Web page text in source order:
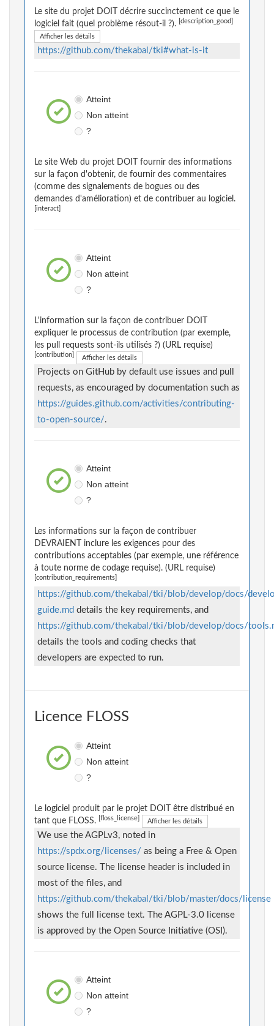
Le site du projet DOIT décrire succinctement ce que le
logiciel fait (quel problème résout-il ?).
[description_good]
Afficher les détails
https://github.com/thekabal/tki#what-is-it
Atteint
Non atteint
?
Le site Web du projet DOIT fournir des informations
sur la façon d'obtenir, de fournir des commentaires
(comme des signalements de bogues ou des
demandes d'amélioration) et de contribuer au logiciel.
[interact]
Atteint
Non atteint
?
L'information sur la façon de contribuer DOIT
expliquer le processus de contribution (par exemple,
les pull requests sont-ils utilisés ?) (URL requise)
[contribution] Afficher les détails
Projects on GitHub by default use issues and pull
requests, as encouraged by documentation such as
https://guides.github.com/activities/contributing-
to-open-source/.
Atteint
Non atteint
?
Les informations sur la façon de contribuer
DEVRAIENT inclure les exigences pour des
contributions acceptables (par exemple, une référence
à toute norme de codage requise). (URL requise)
[contribution_requirements]
https://github.com/thekabal/tki/blob/develop/docs/
guide.md details the key requirements, and
https://github.com/thekabal/tki/blob/develop/docs/
details the tools and coding checks that
developers are expected to run.
Licence FLOSS
Atteint
Non atteint
?
Le logiciel produit par le projet DOIT être distribué en
tant que FLOSS.
[floss_license] Afficher les détails
We use the AGPLv3, noted in
https://spdx.org/licenses/ as being a Free & Open
source license. The license header is included in
most of the files, and
https://github.com/thekabal/tki/blob/master/docs/license
shows the full license text. The AGPL-3.0 license
is approved by the Open Source Initiative (OSI).
Atteint
Non atteint
?